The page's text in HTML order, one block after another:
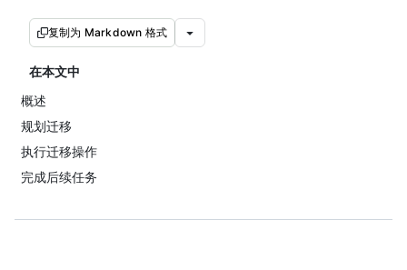
复制为 Markdown 格式
在本文中
概述
规划迁移
执行迁移操作
完成后续任务